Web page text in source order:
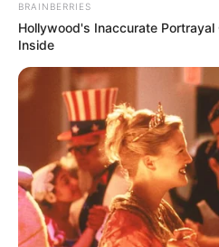
BRAINBERRIES
Hollywood's Inaccurate Portrayal
Inside